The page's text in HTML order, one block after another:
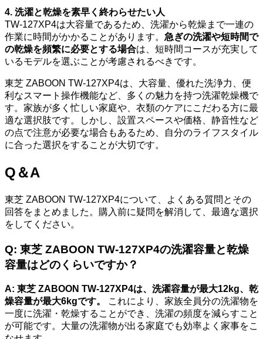
4. 洗濯と乾燥を素早く終わらせたい人
TW-127XP4は大容量であるため、洗濯から乾燥まで一連の
作業に時間がかかることがあります。 急ぎの洗濯や短時間で
の乾燥を頻繁に必要とする場合は、短時間コースが充実して
いるモデルを選ぶことが考慮されるべきです。
東芝 ZABOON TW-127XP4は、大容量、優れた洗浄力、便
利なスマート操作機能など、多くの魅力を持つ洗濯乾燥機で
す。家族が多く忙しい家庭や、衣類のケアにこだわる方に最
適な選択肢です。しかし、設置スペースや価格、静音性など
の点で注意が必要な場合もあるため、自分のライフスタイル
に合った選択をすることが大切です。
Q＆A
東芝 ZABOON TW-127XP4について、よくある質問とその
回答をまとめました。購入前に疑問を解消して、最適な選択
をしてください。
Q: 東芝 ZABOON TW-127XP4の洗濯容量と乾燥
容量はどのくらいですか？
A: 東芝 ZABOON TW-127XP4は、洗濯容量が最大12kg、乾
燥容量が最大6kgです。
これにより、家族全員分の洗濯物を
一度に洗濯・乾燥することができ、洗濯の頻度を減らすこと
が可能です。大量の洗濯物が出る家庭でも効率よく家事をこ